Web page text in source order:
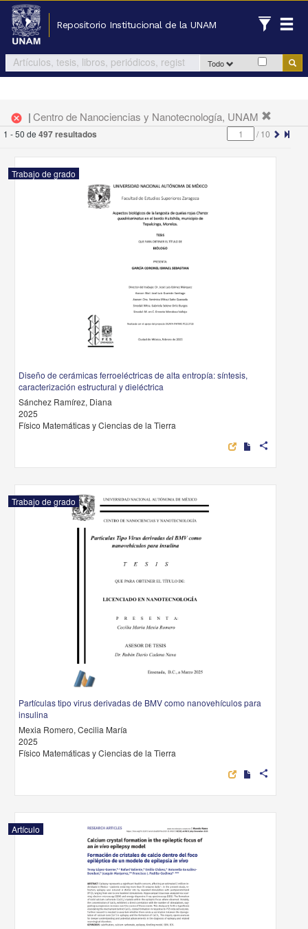
Repositorio Institucional de la UNAM
Todo
cancel |Centro de Nanociencias y Nanotecnología, UNAM
1 - 50 de 497 resultados /10
Trabajo de grado
Diseño de cerámicas ferroeléctricas de alta entropía: síntesis,
caracterización estructural y dieléctrica
Sánchez Ramírez, Diana
2025
Físico Matemáticas y Ciencias de la Tierra
share
Trabajo de grado
Partículas tipo virus derivadas de BMV como nanovehículos para
insulina
Mexia Romero, Cecilia María
2025
Físico Matemáticas y Ciencias de la Tierra
share
Artículo